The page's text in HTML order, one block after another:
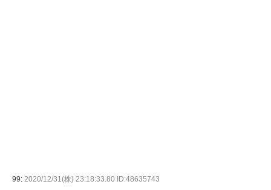
99: 2020/12/31(株) 23:18:33.80 ID:48635743